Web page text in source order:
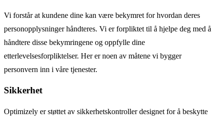
Vi forstår at kundene dine kan være bekymret for hvordan deres
personopplysninger håndteres. Vi er forpliktet til å hjelpe deg med å
håndtere disse bekymringene og oppfylle dine
etterlevelsesforpliktelser. Her er noen av måtene vi bygger
personvern inn i våre tjenester.
Sikkerhet
Optimizely er støttet av sikkerhetskontroller designet for å beskytte